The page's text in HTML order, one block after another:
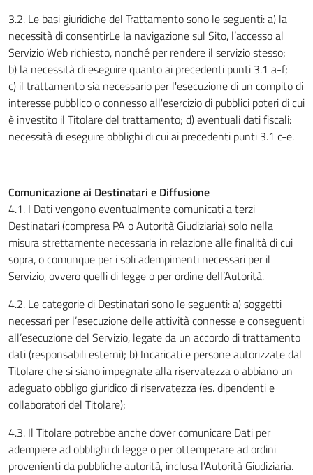
3.2. Le basi giuridiche del Trattamento sono le seguenti: a) la
necessità di consentirLe la navigazione sul Sito, l’accesso al
Servizio Web richiesto, nonché per rendere il servizio stesso;
b) la necessità di eseguire quanto ai precedenti punti 3.1 a-f;
c) il trattamento sia necessario per l'esecuzione di un compito di
interesse pubblico o connesso all'esercizio di pubblici poteri di cui
è investito il Titolare del trattamento; d) eventuali dati fiscali:
necessità di eseguire obblighi di cui ai precedenti punti 3.1 c-e.
Comunicazione ai Destinatari e Diffusione
4.1. I Dati vengono eventualmente comunicati a terzi
Destinatari (compresa PA o Autorità Giudiziaria) solo nella
misura strettamente necessaria in relazione alle finalità di cui
sopra, o comunque per i soli adempimenti necessari per il
Servizio, ovvero quelli di legge o per ordine dell’Autorità.
4.2. Le categorie di Destinatari sono le seguenti: a) soggetti
necessari per l’esecuzione delle attività connesse e conseguenti
all’esecuzione del Servizio, legate da un accordo di trattamento
dati (responsabili esterni); b) Incaricati e persone autorizzate dal
Titolare che si siano impegnate alla riservatezza o abbiano un
adeguato obbligo giuridico di riservatezza (es. dipendenti e
collaboratori del Titolare);
4.3. Il Titolare potrebbe anche dover comunicare Dati per
adempiere ad obblighi di legge o per ottemperare ad ordini
provenienti da pubbliche autorità, inclusa l’Autorità Giudiziaria.